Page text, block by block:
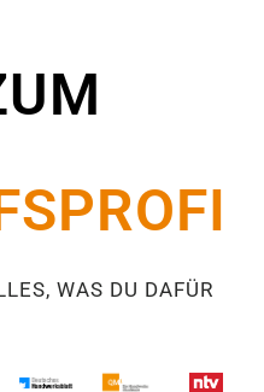
WAS DU DAFÜR